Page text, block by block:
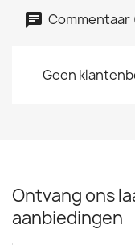
Commentaar
Geen
Ontvang ons
aanbiedingen